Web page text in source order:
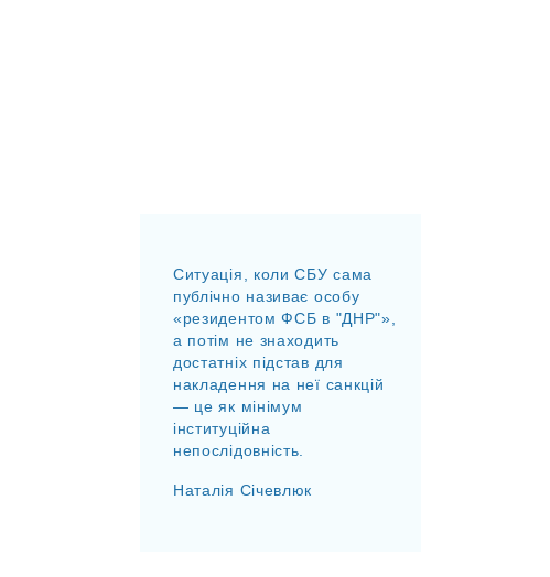
Ситуація, коли СБУ сама
публічно називає особу
«резидентом ФСБ в "ДНР"»,
а потім не знаходить
достатніх підстав для
накладення на неї санкцій
— це як мінімум
інституційна
непослідовність.
Наталія Січевлюк